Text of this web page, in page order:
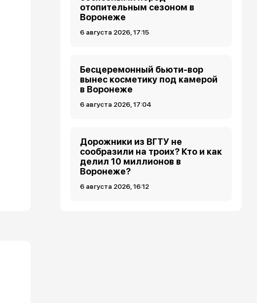
отопительным сезоном в
Воронеже
6 августа 2026, 17:15
Бесцеремонный бьюти-вор
вынес косметику под камерой
в Воронеже
6 августа 2026, 17:04
Дорожники из ВГТУ не
сообразили на троих? Кто и как
делил 10 миллионов в
Воронеже?
6 августа 2026, 16:12